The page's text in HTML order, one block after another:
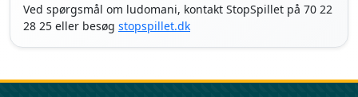
Ved spørgsmål om ludomani, kontakt StopSpillet på 70 22
28 25 eller besøg stopspillet.dk